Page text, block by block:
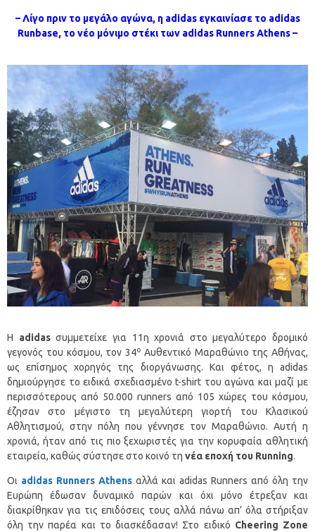
– Λίγο πριν το μεγάλο αγώνα, η adidas εγκαινίασε το adidas
Runbase, το νέο μόνιμο στέκι των adidas Runners Athens –
Η adidasσυμμετείχε για 11η χρονιά στο μεγαλύτερο δρομικό
γεγονός του κόσμου, τον 34ο Αυθεντικό Μαραθώνιο της Αθήνας,
ως επίσημος χορηγός της διοργάνωσης. Και φέτος, η adidas
δημιούργησε το ειδικά σχεδιασμένο t-shirt του αγώνα και μαζί με
περισσότερους από 50.000 runners από 105 χώρες του κόσμου,
έζησαν στο μέγιστο τη μεγαλύτερη γιορτή του Κλασικού
Αθλητισμού, στην πόλη που γέννησε τον Μαραθώνιο. Αυτή η
χρονιά, ήταν από τις πιο ξεχωριστές για την κορυφαία αθλητική
εταιρεία, καθώς σύστησε στο κοινό τη νέα εποχή του Running.
Οι adidas Runners Athens αλλά και adidas Runners από όλη την
Ευρώπη έδωσαν δυναμικό παρών και όχι μόνο έτρεξαν και
διακρίθηκαν για τις επιδόσεις τους αλλά πάνω απ’ όλα στήριξαν
όλη την παρέα και το διασκέδασαν! Στο ειδικό Cheering Zone